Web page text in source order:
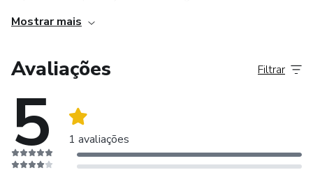
Mostrar mais
Avaliações
5 1 avaliações
Filtrar